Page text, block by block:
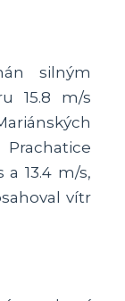
silným
15.8 m/s
a 13.4 m/s,
vítr